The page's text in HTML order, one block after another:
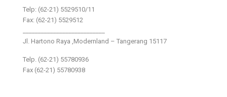
Telp: (62-21) 5529510/11
Fax: (62-21) 5529512
Jl. Hartono Raya ,Modernland – Tangerang 15117
Telp. (62-21) 55780936
Fax (62-21) 55780938